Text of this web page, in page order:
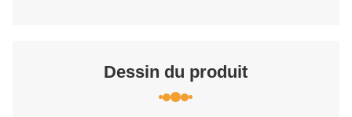
Dessin du produit